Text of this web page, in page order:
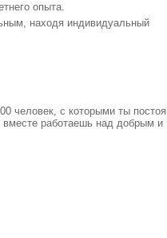
опыта.
находя индивидуальный
человек, с которыми ты
вместе работаешь над добрым и